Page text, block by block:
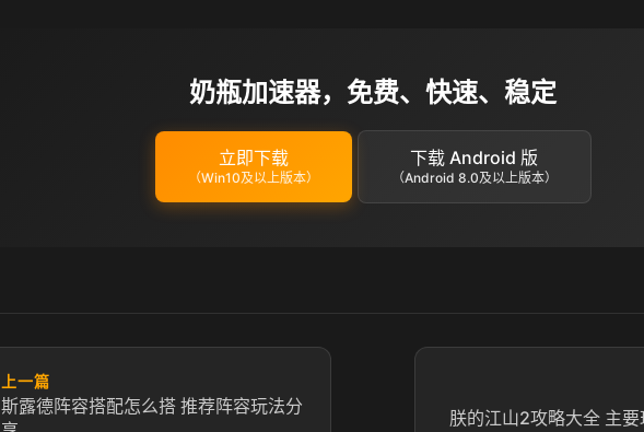
奶瓶加速器，免费、快速、稳定
立即下载
（Win10及以上版本）
下载 Android 版
（Android 8.0及以上版本）
上一篇
斯露德阵容搭配怎么搭 推荐阵容玩法分
朕的江山2攻略大全 主